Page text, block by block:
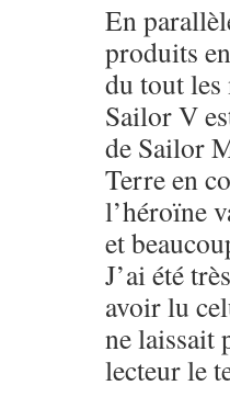
En
produits
du tout les
Sailor V
de Sailor
Terre en
l’héroïne
et
J’ai été
avoir lu
ne laissait
lecteur le